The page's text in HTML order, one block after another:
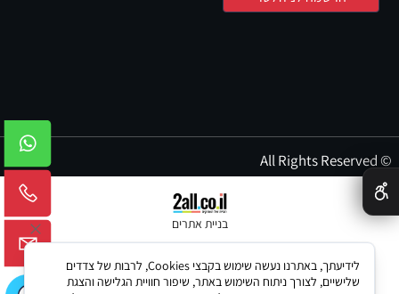
© All Rights Reserved
בניית אתרים
✕
לידיעתך, באתרנו נעשה שימוש בקבצי Cookies, לרבות של צדדים
שלישיים, לצורך ניתוח השימוש באתר, שיפור חוויית הגלישה והצגת